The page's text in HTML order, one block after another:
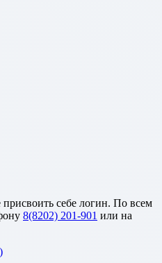
себе логин. По всем
8(8202) 201-901 или на